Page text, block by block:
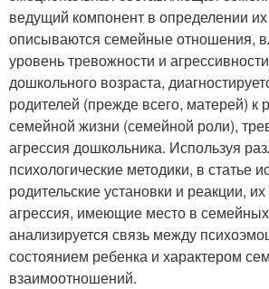
ведущий компонент в определении их
описываются семейные отношения,
уровень тревожности и
дошкольного возраста,
родителей (прежде всего, матерей) к
семейной жизни (семейной роли),
агрессия дошкольника. Используя
психологические методики, в статье
родительские установки и реакции,
агрессия, имеющие место в
анализируется связь между
состоянием ребенка и характером
взаимоотношений.